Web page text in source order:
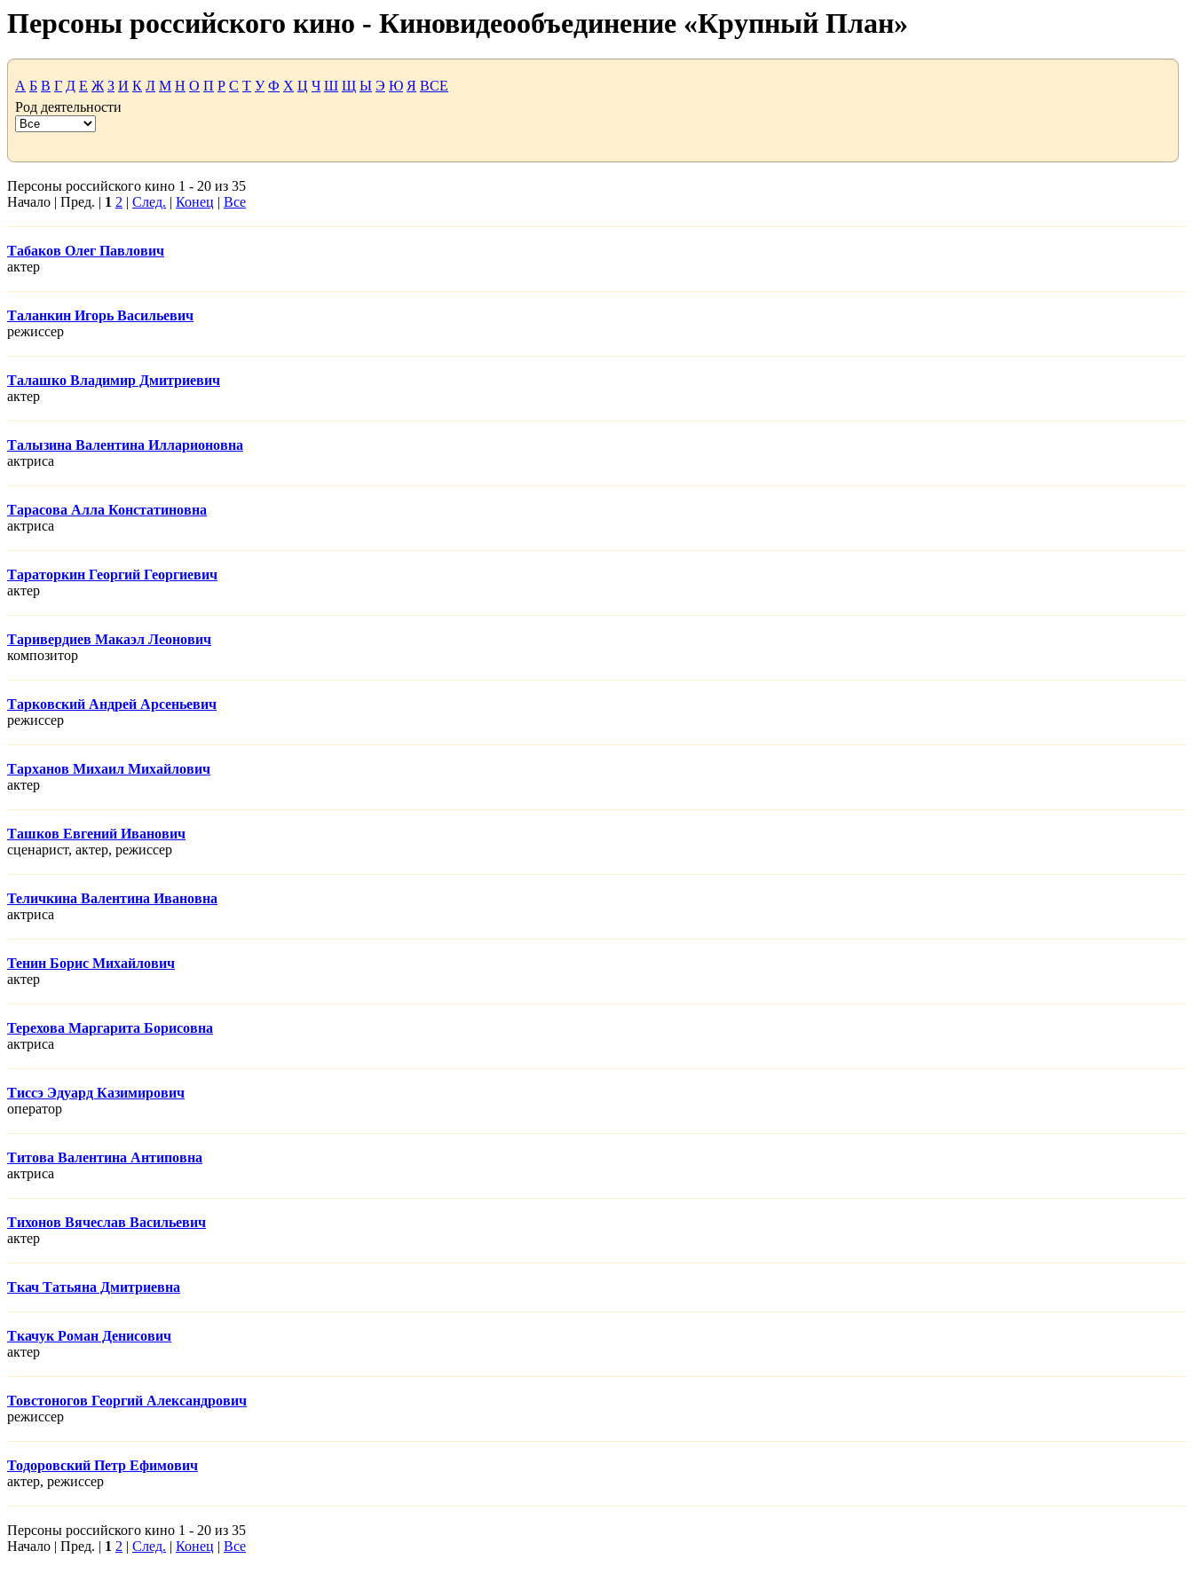
Персоны российского кино - Киновидеообъединение «Крупный План»
А Б В Г Д Е Ж З И К Л М Н О П Р С Т У Ф Х Ц Ч Ш Щ Ы Э Ю Я ВСЕ
Род деятельности
Персоны российского кино 1 - 20 из 35
Начало | Пред. | 1 2 | След. | Конец | Все
Табаков Олег Павлович
актер
Таланкин Игорь Васильевич
режисcер
Талашко Владимир Дмитриевич
актер
Талызина Валентина Илларионовна
актриса
Тарасова Алла Констатиновна
актриса
Тараторкин Георгий Георгиевич
актер
Таривердиев Макаэл Леонович
композитор
Тарковский Андрей Арсеньевич
режисcер
Тарханов Михаил Михайлович
актер
Ташков Евгений Иванович
сценарист, актер, режисcер
Теличкина Валентина Ивановна
актриса
Тенин Борис Михайлович
актер
Терехова Маргарита Борисовна
актриса
Тиссэ Эдуард Казимирович
оператор
Титова Валентина Антиповна
актриса
Тихонов Вячеслав Васильевич
актер
Ткач Татьяна Дмитриевна
Ткачук Роман Денисович
актер
Товстоногов Георгий Александрович
режисcер
Тодоровский Петр Ефимович
актер, режисcер
Персоны российского кино 1 - 20 из 35
Начало | Пред. | 1 2 | След. | Конец | Все